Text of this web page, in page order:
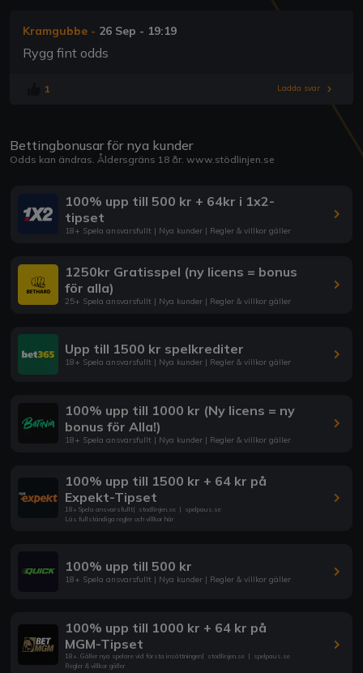
Kramgubbe - 26 Sep - 19:19
Rygg fint odds
1 Ladda svar
Bettingbonusar för nya kunder
Odds kan ändras. Åldersgräns 18 år. www.stödlinjen.se
100% upp till 500 kr + 64kr i 1x2-
tipset
18+ Spela ansvarsfullt | Nya kunder | Regler & villkor gäller
1250kr Gratisspel (ny licens = bonus
för alla)
25+ Spela ansvarsfullt | Nya kunder | Regler & villkor gäller
Upp till 1500 kr spelkrediter
18+ Spela ansvarsfullt | Nya kunder | Regler & villkor gäller
100% upp till 1000 kr (Ny licens = ny
bonus för Alla!)
18+ Spela ansvarsfullt | Nya kunder | Regler & villkor gäller
100% upp till 1500 kr + 64 kr på
Expekt-Tipset
18+ Spela ansvarsfullt| stodlinjen.se | spelpaus.se
Läs fullständiga regler och villkor här
100% upp till 500 kr
18+ Spela ansvarsfullt | Nya kunder | Regler & villkor gäller
100% upp till 1000 kr + 64 kr på
MGM-Tipset
18+. Gäller nya spelare vid första insättningen| stodlinjen.se | spelpaus.se
Regler & villkor gäller